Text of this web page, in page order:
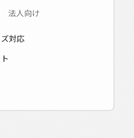
法人向け
対応